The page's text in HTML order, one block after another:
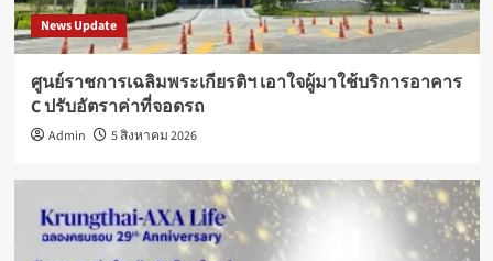
News Update
ศูนย์ราชการเฉลิมพระเกียรติฯ เอาใจผู้มาใช้บริการอาคาร
C ปรับอัตราค่าที่จอดรถ
Admin 5 สิงหาคม 2026